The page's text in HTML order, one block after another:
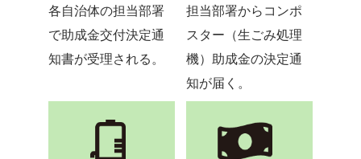
各自治体の担当部署
で助成金交付決定通
知書が受理される。
担当部署からコンポ
スター（生ごみ処理
機）助成金の決定通
知が届く。